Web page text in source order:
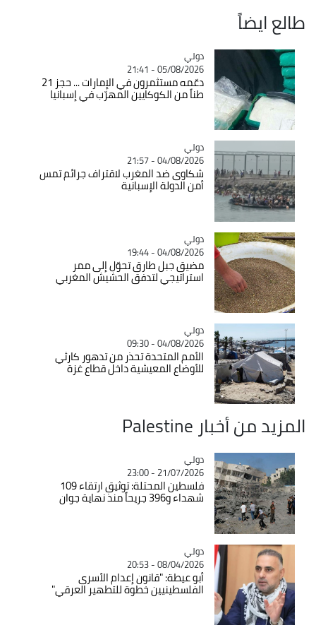
طالع ايضاً
Catégorie
دولي
05/08/2026 - 21:41
دعّمه مستثمرون في الإمارات ... حجز 21
طناً من الكوكايين المهرّب في إسبانيا
Catégorie
دولي
04/08/2026 - 21:57
شكاوى ضد المغرب لاقتراف جرائم تمس
أمن الدولة الإسبانية
Catégorie
دولي
04/08/2026 - 19:44
مضيق جبل طارق تحوّل إلى ممر
استراتيجي لتدفق الحشيش المغربي
Catégorie
دولي
04/08/2026 - 09:30
الأمم المتحدة تحذر من تدهور كارثي
للأوضاع المعيشية داخل قطاع غزة
المزيد من أخبار Palestine
Catégorie
دولي
21/07/2026 - 23:00
فلسطين المحتلة: توثيق ارتقاء 109
شهداء و396 جريحاً منذ نهاية جوان
Catégorie
دولي
08/04/2026 - 20:53
أبو عيطة: "قانون إعدام الأسرى
الفلسطينيين خطوة للتطهير العرقي"